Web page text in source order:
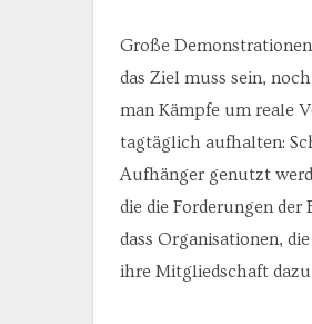
Große
das Ziel muss sein,
man Kämpfe um reale
tagtäglich aufhalten:
Aufhänger genutzt
die die Forderungen
dass Organisationen,
ihre Mitgliedschaft